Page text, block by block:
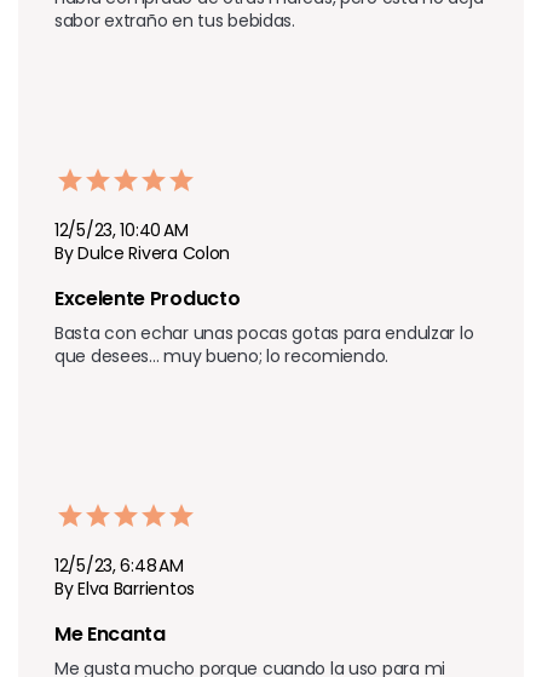
sabor extraño en tus bebidas.
12/5/23, 10:40 AM
By Dulce Rivera Colon
Excelente Producto
Basta con echar unas pocas gotas para endulzar lo
que desees... muy bueno; lo recomiendo.
12/5/23, 6:48 AM
By Elva Barrientos
Me Encanta
Me gusta mucho porque cuando la uso para mi